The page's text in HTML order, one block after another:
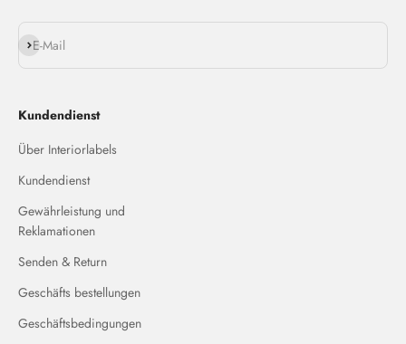
E-Mail
Abonnieren
Kundendienst
Über Interiorlabels
Kundendienst
Gewährleistung und
Reklamationen
Senden & Return
Geschäfts bestellungen
Geschäftsbedingungen